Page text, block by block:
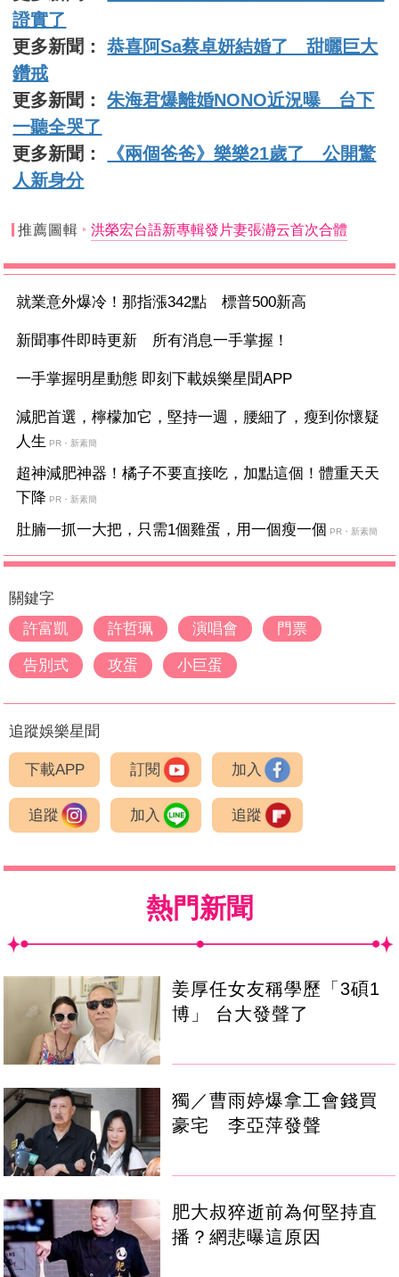
證實了
更多新聞：恭喜阿Sa蔡卓妍結婚了 甜曬巨大
鑽戒
更多新聞：朱海君爆離婚NONO近況曝 台下
一聽全哭了
更多新聞：
《兩個爸爸》樂樂21歲了 公開驚
人新身分
推薦圖輯 洪榮宏台語新專輯發片妻張瀞云首次合體
就業意外爆冷！那指漲342點 標普500新高
新聞事件即時更新 所有消息一手掌握！
一手掌握明星動態 即刻下載娛樂星聞APP
減肥首選，檸檬加它，堅持一週，腰細了，瘦到你懷疑
人生 PR・新素簡
超神減肥神器！橘子不要直接吃，加點這個！體重天天
下降 PR・新素簡
肚腩一抓一大把，只需1個雞蛋，用一個瘦一個 PR・新素簡
關鍵字
許富凱
許哲珮 演唱會 門票
告別式 攻蛋 小巨蛋
追蹤娛樂星聞
下載APP 訂閱 加入
追蹤 加入 追蹤
熱門新聞
姜厚任女友稱學歷「3碩1
博」 台大發聲了
獨／曹雨婷爆拿工會錢買
豪宅 李亞萍發聲
肥大叔猝逝前為何堅持直
播？網悲曝這原因